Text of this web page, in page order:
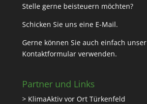
Stelle gerne beisteuern möchten?
Schicken Sie uns eine E-Mail.
Gerne können Sie auch einfach unser
Kontaktformularverwenden.
Partner und Links
> KlimaAktiv vor Ort Türkenfeld